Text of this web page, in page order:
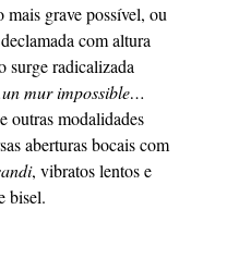
grave possível, ou
com altura
surge radicalizada
mur impossible…
outras modalidades
aberturas bocais com
, vibratos lentos e
bisel.